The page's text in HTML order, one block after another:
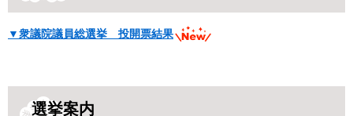
▼衆議院議員総選挙 投開票結果
選挙案内